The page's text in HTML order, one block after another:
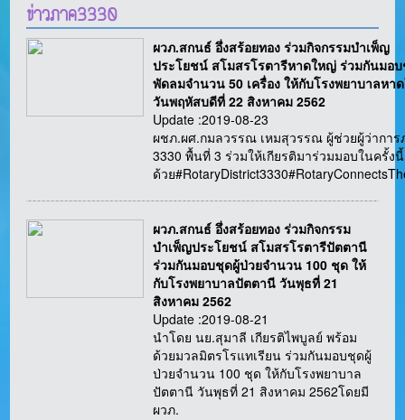
ข่าวภาค3330
ผวภ.สกนธ์ อึ่งสร้อยทอง ร่วมกิจกรรมบำเพ็ญ
ประโยชน์ สโมสรโรตารีหาดใหญ่ ร่วมกันมอ
พัดลมจำนวน 50 เครื่อง ให้กับโรงพยาบาลหา
วันพฤหัสบดีที่ 22 สิงหาคม 2562
Update :2019-08-23
ผชภ.ผศ.กมลวรรณ เหมสุวรรณ ผู้ช่วยผู้ว่าการ
3330 พื้นที่ 3 ร่วมให้เกียรติมาร่วมมอบในครั้งนี้
ด้วย
ผวภ.สกนธ์ อึ่งสร้อยทอง ร่วมกิจกรรม
บำเพ็ญประโยชน์ สโมสรโรตารีปัตตานี
ร่วมกันมอบชุดผู้ป่วยจำนวน 100 ชุด ให้
กับโรงพยาบาลปัตตานี วันพุธที่ 21
สิงหาคม 2562
Update :2019-08-21
นำโดย นย.สุมาลี เกียรติไพบูลย์ พร้อม
ด้วยมวลมิตรโรแทเรียน ร่วมกันมอบชุดผู้
ป่วยจำนวน 100 ชุด ให้กับโรงพยาบาล
ปัตตานี วันพุธที่ 21 สิงหาคม 2562โดยมี
ผวภ.